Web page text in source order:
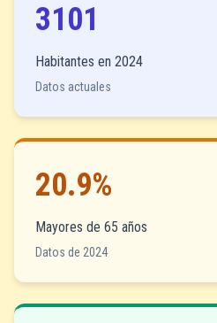
3101
Habitantes en 2024
Datos actuales
20.9%
Mayores de 65 años
Datos de 2024